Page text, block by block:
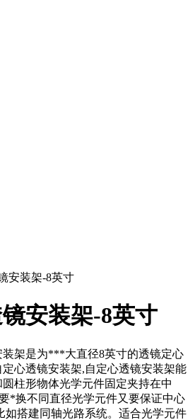
安装架-8英寸
装架是为***大直径8英寸的透镜定心
心透镜安装架,自定心透镜安装架能
柱形物体光学元件固定夹持在中
*换不同直径光学元件又要保证中心
如搭建同轴光路系统。适合光学元件